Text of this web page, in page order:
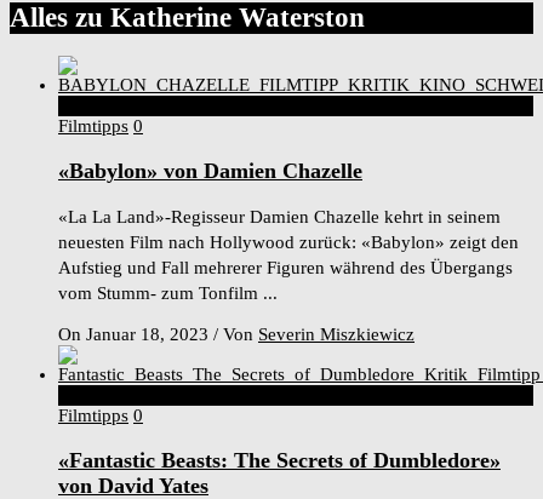
Alles zu Katherine Waterston
Filmtipps 0
«Babylon» von Damien Chazelle
«La La Land»-Regisseur Damien Chazelle kehrt in seinem
neuesten Film nach Hollywood zurück: «Babylon» zeigt den
Aufstieg und Fall mehrerer Figuren während des Übergangs
vom Stumm- zum Tonfilm ...
On Januar 18, 2023 / Von Severin Miszkiewicz
Filmtipps 0
«Fantastic Beasts: The Secrets of Dumbledore»
von David Yates